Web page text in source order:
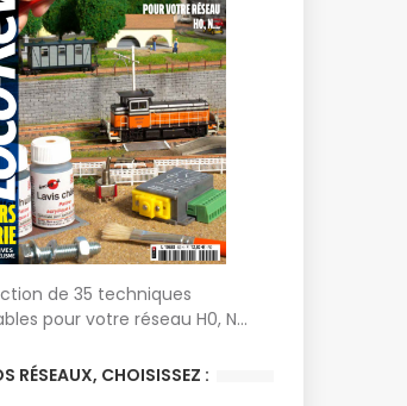
de 35 techniques
pour votre réseau H0, N...
RÉSEAUX, CHOISISSEZ :